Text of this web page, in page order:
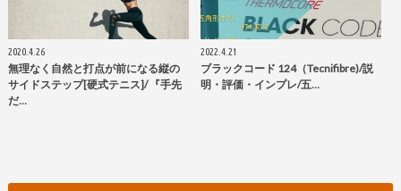
2020.4.26
無理なく自然と打点が前になる縦の
サイドステップ[硬式テニス]/ 『手先
だ…
2022.4.21
ブラックコード 124（Tecnifibre)/説
明・評価・インプレ/五…